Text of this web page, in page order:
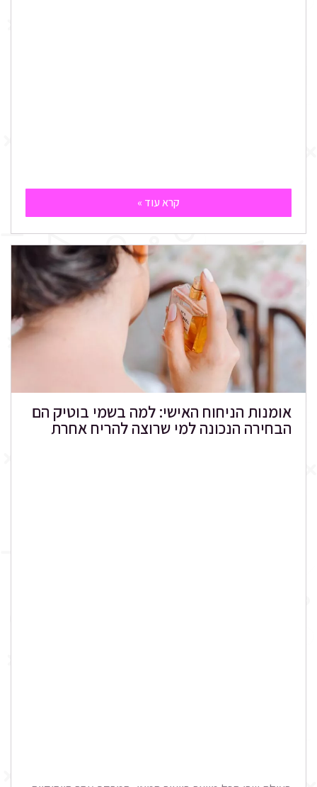
קרא עוד »
אומנות הניחוח האישי: למה בשמי בוטיק הם
הבחירה הנכונה למי שרוצה להריח אחרת